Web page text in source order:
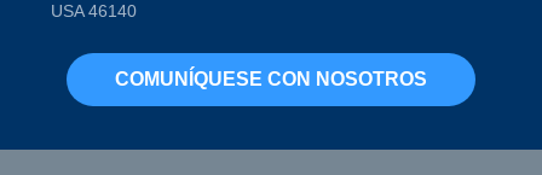
USA 46140
COMUNÍQUESE CON NOSOTROS